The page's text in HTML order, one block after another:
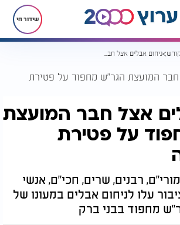
שידור חי
ניחום אבלים אצל חבר המועצת הגר"ש מחפוד על פטירת אחותו ע"ה
אצל חבר המועצת
על פטירת
רבנים, שרים, חכי"ם, אנשי
עלו לניחום אבלים במעונו של
מחפוד בבני ברק